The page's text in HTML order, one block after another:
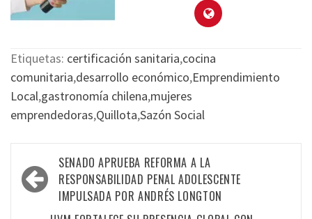
Etiquetas: certificación sanitaria,cocina
comunitaria,desarrollo económico,Emprendimiento
Local,gastronomía chilena,mujeres
emprendedoras,Quillota,Sazón Social
SENADO APRUEBA REFORMA A LA
RESPONSABILIDAD PENAL ADOLESCENTE
IMPULSADA POR ANDRÉS LONGTON